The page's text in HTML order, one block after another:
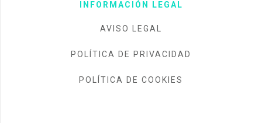
INFORMACIÓN LEGAL
AVISO LEGAL
POLÍTICA DE PRIVACIDAD
POLÍTICA DE COOKIES